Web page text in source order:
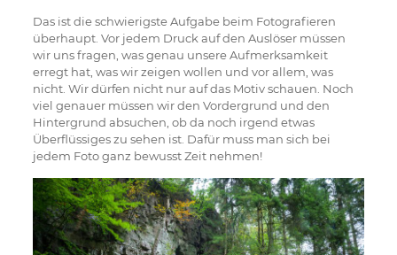
Das ist die schwierigste Aufgabe beim Fotografieren
überhaupt. Vor jedem Druck auf den Auslöser müssen
wir uns fragen, was genau unsere Aufmerksamkeit
erregt hat, was wir zeigen wollen und vor allem, was
nicht. Wir dürfen nicht nur auf das Motiv schauen. Noch
viel genauer müssen wir den Vordergrund und den
Hintergrund absuchen, ob da noch irgend etwas
Überflüssiges zu sehen ist. Dafür muss man sich bei
jedem Foto ganz bewusst Zeit nehmen!